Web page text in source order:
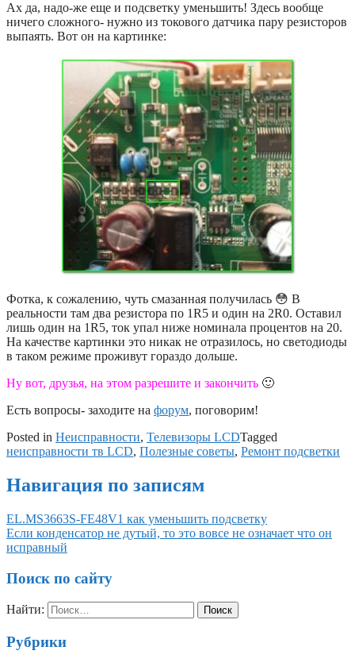
Ах да, надо-же еще и подсветку уменьшить! Здесь вообще
ничего сложного- нужно из токового датчика пару резисторов
выпаять. Вот он на картинке:
Фотка, к сожалению, чуть смазанная получилась 😳 В
реальности там два резистора по 1R5 и один на 2R0. Оставил
лишь один на 1R5, ток упал ниже номинала процентов на 20.
На качестве картинки это никак не отразилось, но светодиоды
в таком режиме проживут гораздо дольше.
Ну вот, друзья, на этом разрешите и закончить 🙂
Есть вопросы- заходите на форум, поговорим!
Posted in Неисправности, Телевизоры LCDTagged
неисправности тв LCD, Полезные советы, Ремонт подсветки
Навигация по записям
EL.MS3663S-FE48V1 как уменьшить подсветку
Если конденсатор не дутый, то это вовсе не означает что он
исправный
Поиск по сайту
Найти:
Рубрики